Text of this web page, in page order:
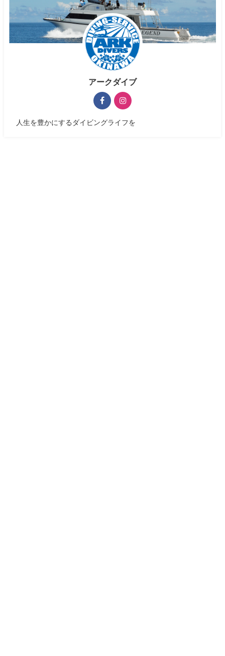
アークダイブ
人生を豊かにするダイビングライフを